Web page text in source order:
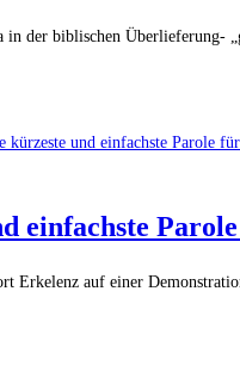
in der biblischen
einfachste
Erkelenz auf einer